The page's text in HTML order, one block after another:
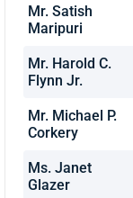
Mr. Satish
Maripuri
Mr. Harold C.
Flynn Jr.
Mr. Michael P.
Corkery
Ms. Janet
Glazer